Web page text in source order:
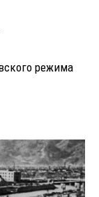
режима